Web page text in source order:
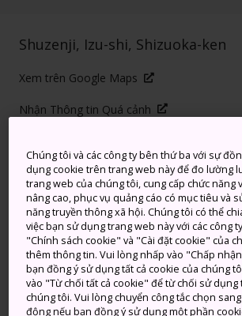
Shuzenji, Izu-shi, Shizuoka-ken
Xem trên Google Maps
Nhận Thông tin Quá cảnh
TỪ KHÓA BẢN ĐỒ
Ngôi chùa cổ được
đại sư Kobo Daishi từ
trước
Chúng tôi và các công ty bên thứ ba với sự
dụng cookie trên trang web này để đo lường
trang web của chúng tôi, cung cấp chức năng
nâng cao, phục vụ quảng cáo có mục tiêu và
năng truyền thông xã hội. Chúng tôi có thể
việc bạn sử dụng trang web này với các công
"Chính sách cookie" và "Cài đặt cookie" của
thêm thông tin. Vui lòng nhấp vào "Chấp
bạn đồng ý sử dụng tất cả cookie của chúng
vào "Từ chối tất cả cookie" để từ chối sử dụng
chúng tôi. Vui lòng chuyển công tắc chọn
động nếu bạn đồng ý sử dụng một phần